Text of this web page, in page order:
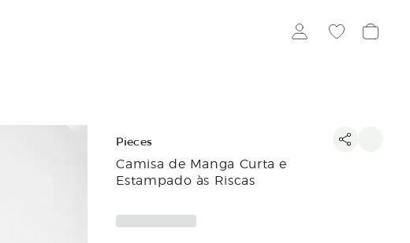
Pieces
Camisa de Manga Curta e
Estampado às Riscas